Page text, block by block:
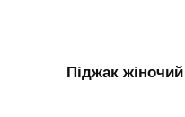
Піджак